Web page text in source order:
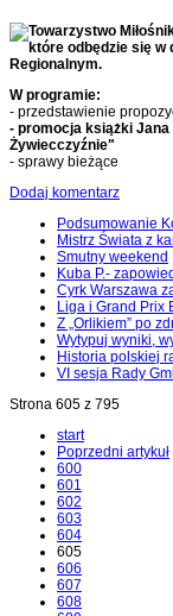
Towarzystwo
które odbędzie się w
Regionalnym.
W programie:
- przedstawienie
- promocja książki
Żywiecczyźnie"
- sprawy bieżące
Dodaj komentarz
Podsumowanie
Mistrz Świata z
Smutny weekend
Kuba P.-
Cyrk Warszawa
Liga i Grand Prix
Z „Orlikiem” po
Wytypuj wyniki,
Historia polskiej
VI sesja Rady
Strona 605 z 795
start
Poprzedni artykuł
600
601
602
603
604
605
606
607
608